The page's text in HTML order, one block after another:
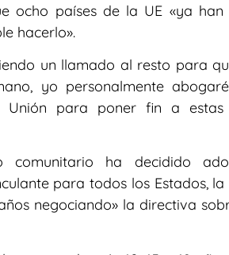
ocho países de la UE «ya
hacerlo».
un llamado al resto para
yo personalmente
para poner fin a estas
comunitario ha decidido
para todos los Estados, la
negociando» la directiva